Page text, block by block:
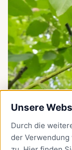
Unsere
Durch die
der Verwendung
Walnuss
Juglans